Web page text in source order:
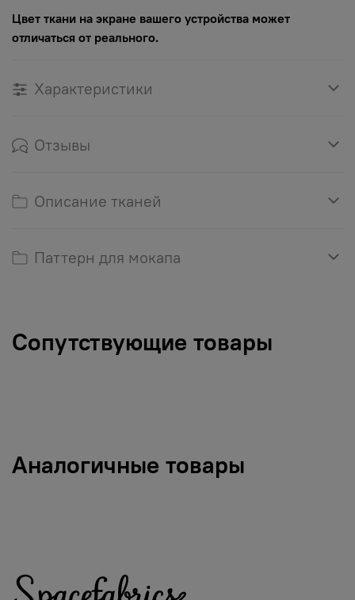
Цвет ткани на экране вашего устройства может
отличаться от реального.
Характеристики
Отзывы
Описание тканей
Паттерн для мокапа
Сопутствующие товары
Аналогичные товары